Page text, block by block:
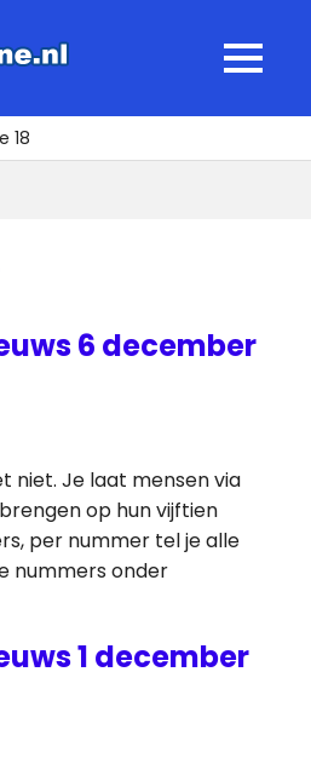
MENU
18
6 december
niet. Je laat mensen via
op hun vijftien
per nummer tel je alle
nummers onder
1 december